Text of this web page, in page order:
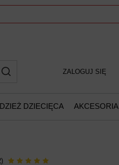
ZALOGUJ SIĘ
DZIECIĘCA AKCESORIA